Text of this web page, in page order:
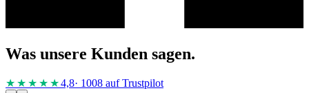
Was unsere Kunden sagen.
★★★★ ★4,8· 1008 auf Trustpilot